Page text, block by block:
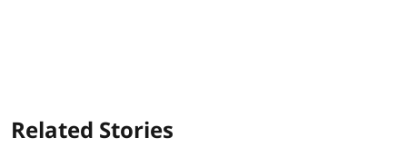
Related Stories